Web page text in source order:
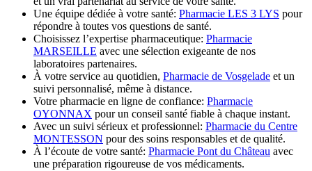
Une équipe dédiée à votre santé: Pharmacie LES 3 LYS pour
répondre à toutes vos questions de santé.
Choisissez l’expertise pharmaceutique: Pharmacie
MARSEILLE avec une sélection exigeante de nos
laboratoires partenaires.
À votre service au quotidien, Pharmacie de Vosgelade et un
suivi personnalisé, même à distance.
Votre pharmacie en ligne de confiance: Pharmacie
OYONNAX pour un conseil santé fiable à chaque instant.
Avec un suivi sérieux et professionnel: Pharmacie du Centre
MONTESSON pour des soins responsables et de qualité.
À l’écoute de votre santé: Pharmacie Pont du Château avec
une préparation rigoureuse de vos médicaments.